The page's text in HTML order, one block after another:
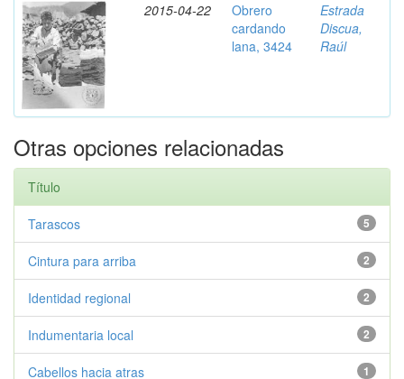
2015-04-22
Obrero
cardando
lana, 3424
Estrada
Discua,
Raúl
Otras opciones relacionadas
Título
5
Tarascos
2
Cintura para arriba
2
Identidad regional
2
Indumentaria local
1
Cabellos hacia atras